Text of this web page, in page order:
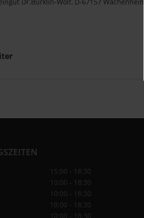
15:00 - 18:30
10:00 - 18:30
10:00 - 18:30
10:00 - 18:30
10:00 - 18:30